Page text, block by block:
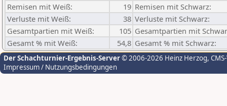
Remisen mit Weiß:
19 Remisen mit Schwarz:
Verluste mit Weiß:
38 Verluste mit Schwarz:
Gesamtpartien mit Weiß:
105 Gesamtpartien mit
Gesamt % mit Weiß:
54,8 Gesamt % mit Schwarz:
Der Schachturnier-Ergebnis-Server© 2006-2026 Heinz Herzog,
Impressum / Nutzungsbedingungen